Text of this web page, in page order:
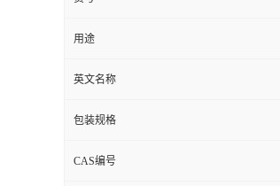
用途
英文名称
包装规格
CAS编号